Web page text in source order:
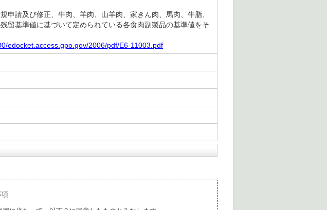
請及び修正、牛肉、羊肉、山羊肉、家きん肉、馬肉、牛脂、
留基準値に基づいて定められている各食肉副製品の基準値をそ
edocket.access.gpo.gov/2006/pdf/E6-11003.pdf
項